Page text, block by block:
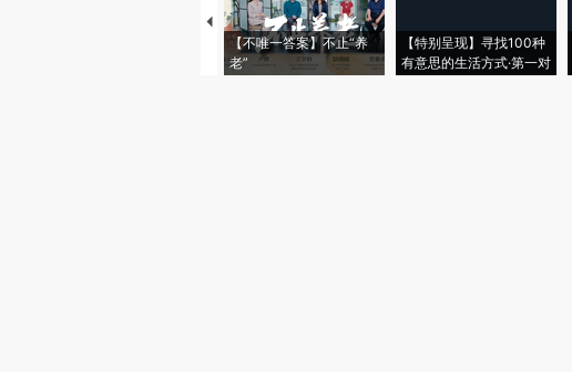
【不唯一答案】不止“养
老”
【特别呈现】寻找100种
有意思的生活方式·第一对